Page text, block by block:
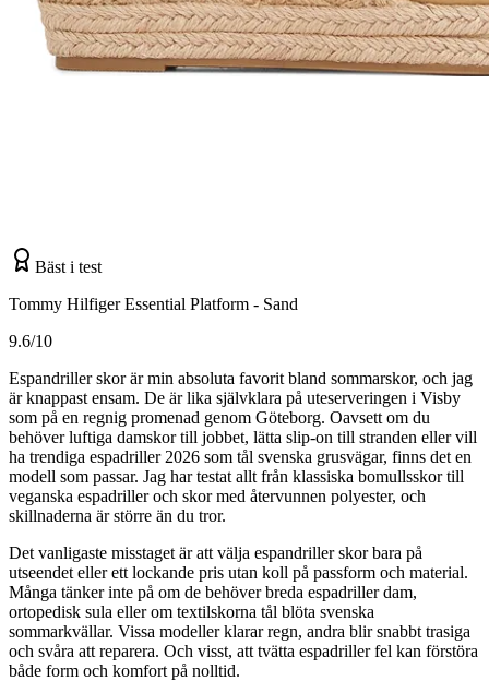
Bäst i test
Tommy Hilfiger Essential Platform - Sand
9.6/10
Espandriller skor är min absoluta favorit bland sommarskor, och jag
är knappast ensam. De är lika självklara på uteserveringen i Visby
som på en regnig promenad genom Göteborg. Oavsett om du
behöver luftiga damskor till jobbet, lätta slip-on till stranden eller vill
ha trendiga espadriller 2026 som tål svenska grusvägar, finns det en
modell som passar. Jag har testat allt från klassiska bomullsskor till
veganska espadriller och skor med återvunnen polyester, och
skillnaderna är större än du tror.
Det vanligaste misstaget är att välja espandriller skor bara på
utseendet eller ett lockande pris utan koll på passform och material.
Många tänker inte på om de behöver breda espadriller dam,
ortopedisk sula eller om textilskorna tål blöta svenska
sommarkvällar. Vissa modeller klarar regn, andra blir snabbt trasiga
och svåra att reparera. Och visst, att tvätta espadriller fel kan förstöra
både form och komfort på nolltid.